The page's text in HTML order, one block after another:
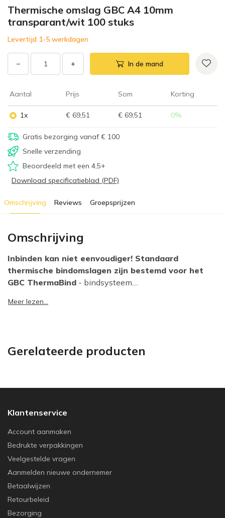
Thermische omslag GBC A4 10mm
transparant/wit 100 stuks
Levertijd 1-5 werkdagen
− + In de mand
Aantal Prijs Som Korting
1x € 69,51 € 69,51 0%
Gratis bezorging vanaf € 100
Snelle verzending
Beoordeeld met een 4,5+
Download specificatieblad (PDF)
Omschrijving Reviews Groepsprijzen
Omschrijving
Inbinden kan niet eenvoudiger! Standaard
thermische bindomslagen zijn bestemd voor het
GBC ThermaBind - bindsysteem....
Meer lezen...
Gerelateerde producten
Klantenservice
Account aanmaken
Bedrukte verpakkingen
Veelgestelde vragen
Aanmelden nieuwe ondernemer
Betaalwijzen
Retourbeleid
Bezorging